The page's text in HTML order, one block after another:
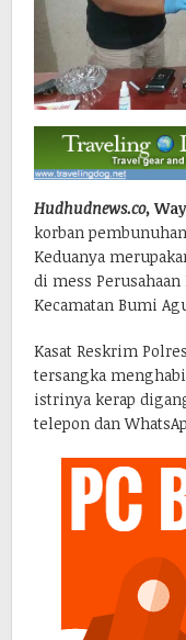
Hudhudnews.co,
korban
Keduanya
di mess
Kecamatan Bumi
Kasat Reskrim
tersangka
istrinya kerap
telepon dan